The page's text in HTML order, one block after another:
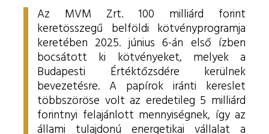
Az MVM Zrt. 100 milliárd forint
keretösszegű belföldi kötvényprogramja
keretében 2025. június 6-án első ízben
bocsátott ki kötvényeket, melyek a
Budapesti Értéktőzsdére kerülnek
bevezetésre. A papírok iránti kereslet
többszöröse volt az eredetileg 5 milliárd
forintnyi felajánlott mennyiségnek, így az
állami tulajdonú energetikai vállalat a